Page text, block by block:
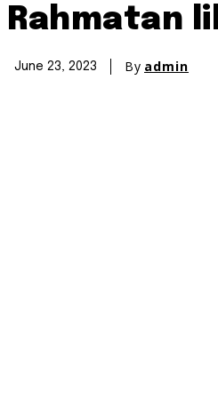
Rahmatan
June 23, 2023 By admin